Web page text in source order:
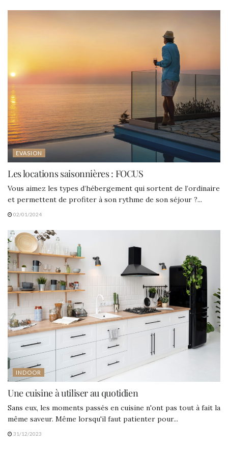
EVASION
Les locations saisonnières : FOCUS
Vous aimez les types d’hébergement qui sortent de l’ordinaire
et permettent de profiter à son rythme de son séjour ?...
02/01/2024
INDOOR
Une cuisine à utiliser au quotidien
Sans eux, les moments passés en cuisine n'ont pas tout à fait la
même saveur. Même lorsqu'il faut patienter pour...
31/12/2023